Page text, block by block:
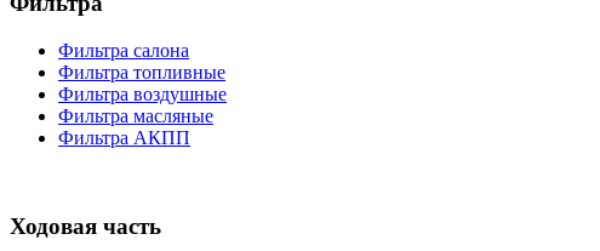
Фильтра салона
Фильтра топливные
Фильтра воздушные
Фильтра масляные
Фильтра АКПП
Ходовая часть